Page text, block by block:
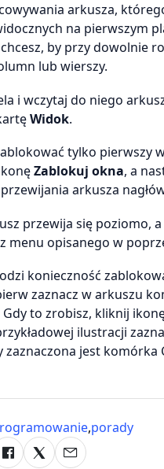
arkusza,
na pierwszym
chcesz, by przy dowolnie
lub wierszy.
i wczytaj do niego
Widok.
tylko
Zablokuj okna, a
arkusza
przewija się poziomo,
menu opisanego w
konieczność
zaznacz w arkuszu
to zrobisz, kliknij
ilustracji
zaznaczona jest komórka
,porady